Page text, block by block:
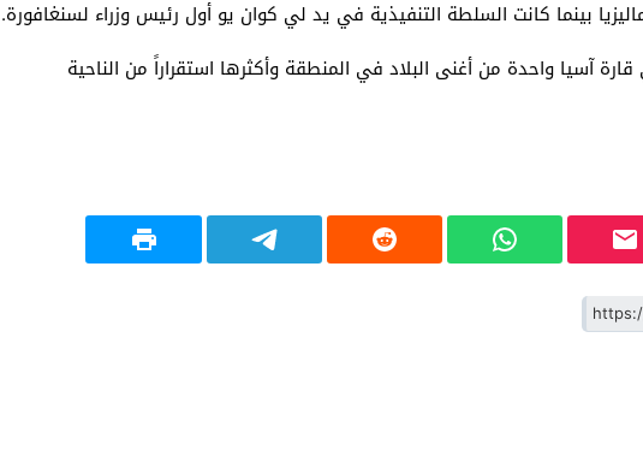
بينما كانت السلطة التنفيذية في يد لي كوان يو أول رئيس وزراء لسنغافورة.
آسيا واحدة من أغنى البلاد في المنطقة وأكثرها استقراراً من الناحية